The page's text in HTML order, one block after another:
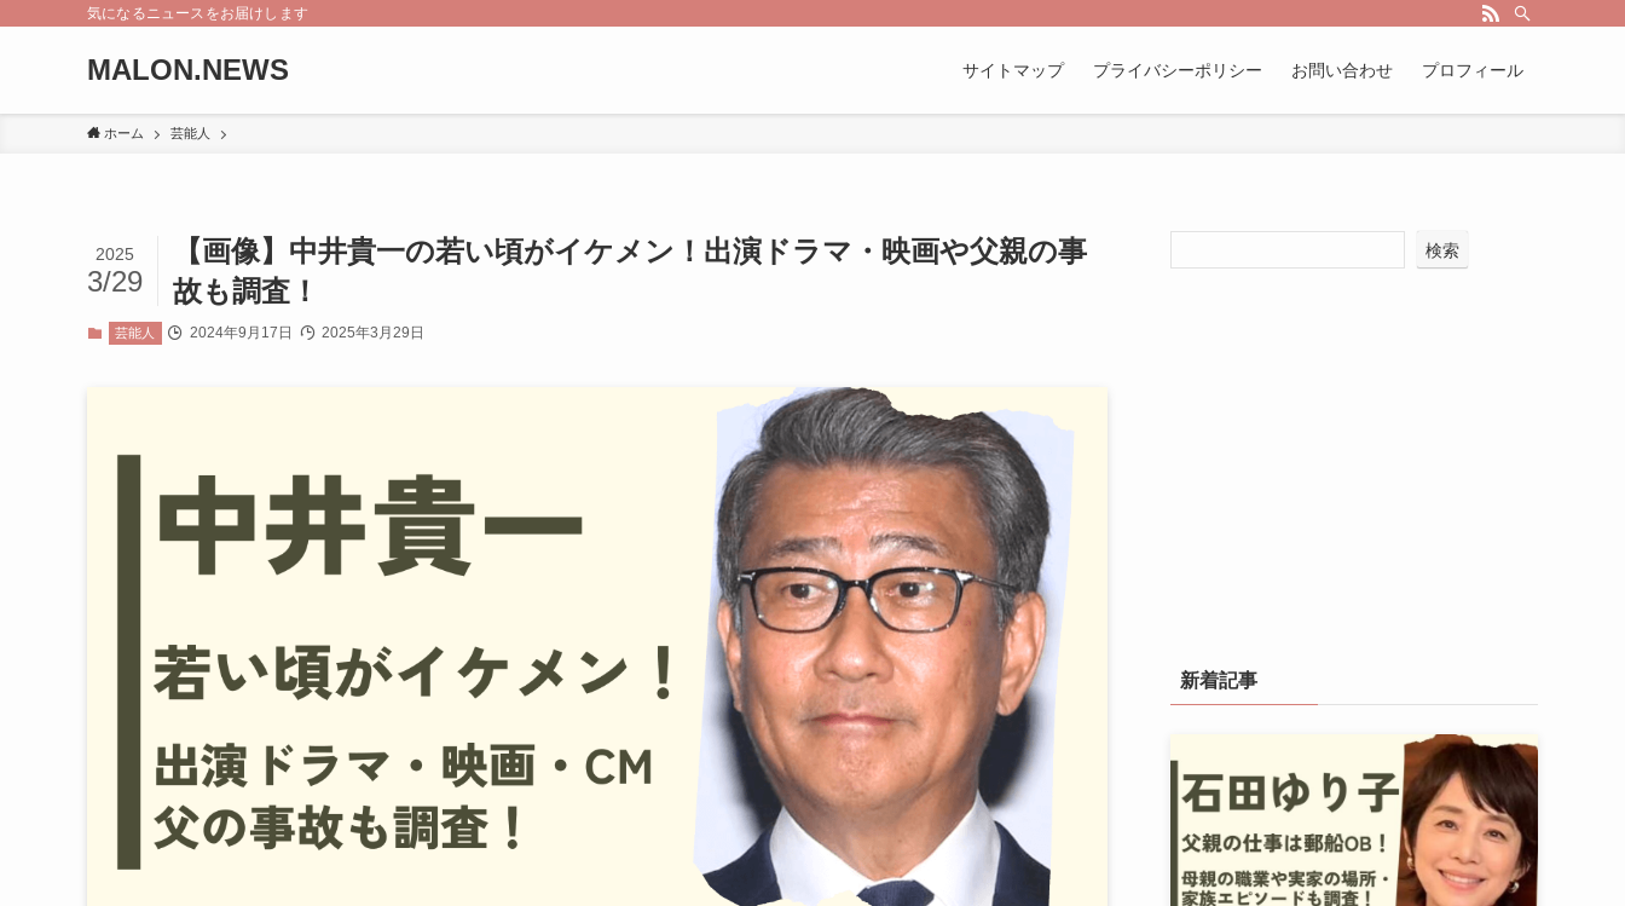
気になるニュースをお届けします
MALON.NEWS サイトマップ プライバシーポリシー お問い合わせ プロフィール
ホーム 芸能人
【画像】中井貴一の若い頃がイケメン！出演ドラマ・映画や父親の事
故も調査！
2025
3/29
芸能人 2024年9月17日 2025年3月29日
検索
新着記事